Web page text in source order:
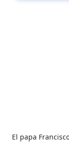
El papa